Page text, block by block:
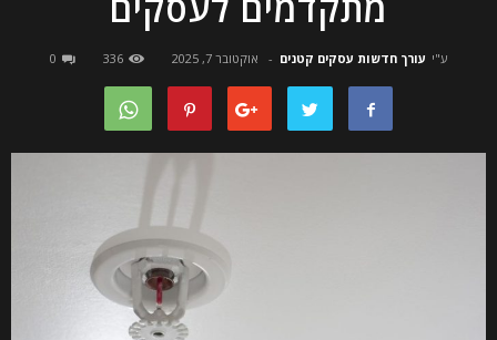
ע"י עורך חדשות עסקים קטנים - אוקטובר 7, 2025 336
0